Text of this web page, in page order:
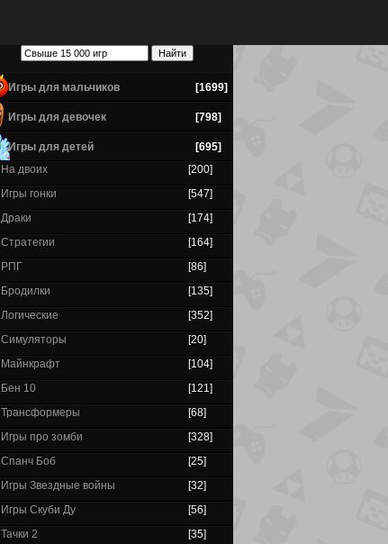
Игры для мальчиков [1699]
Игры для девочек [798]
Игры для детей
[695]
На двоих
[200]
Игры гонки
[547]
Драки
[174]
Стратегии
[164]
РПГ
[86]
Бродилки
[135]
Логические
[352]
Симуляторы
[20]
Майнкрафт
[104]
Бен 10
[121]
Трансформеры
[68]
Игры про зомби
[328]
Спанч Боб
[25]
Игры Звездные войны
[32]
Игры Скуби Ду
[56]
Тачки 2
[35]